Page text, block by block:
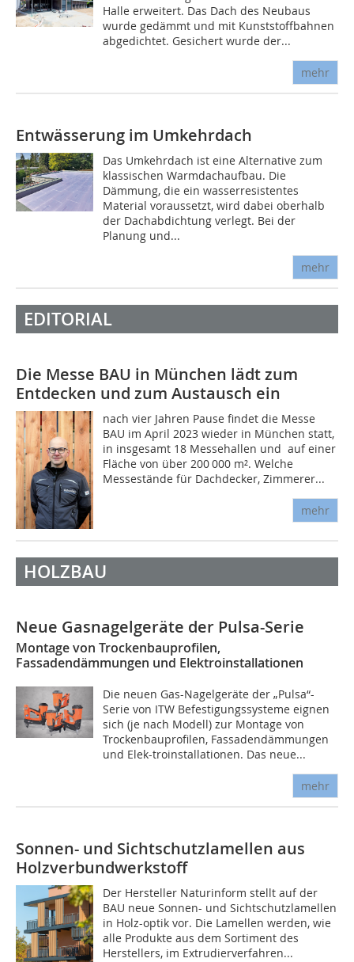
Halle erweitert. Das Dach des Neubaus
wurde gedämmt und mit Kunststoffbahnen
abgedichtet. Gesichert wurde der...
mehr
Entwässerung im Umkehrdach
Das Umkehrdach ist eine Alternative zum
klassischen Warmdachaufbau. Die
Dämmung, die ein wasserresistentes
Material voraussetzt, wird dabei oberhalb
der Dachabdichtung verlegt. Bei der
Planung und...
mehr
EDITORIAL
Die Messe BAU in München lädt zum
Entdecken und zum Austausch ein
nach vier Jahren Pause findet die Messe
BAU im April 2023 wieder in München statt,
in insgesamt 18 Messehallen und auf einer
Fläche von über 200 000 m². Welche
Messestände für Dachdecker, Zimmerer...
mehr
HOLZBAU
Neue Gasnagelgeräte der Pulsa-Serie
Montage von Trockenbauprofilen,
Fassadendämmungen und Elektroinstallationen
Die neuen Gas-Nagelgeräte der „Pulsa“-
Serie von ITW Befestigungssysteme eignen
sich (je nach Modell) zur Montage von
Trockenbauprofilen, Fassadendämmungen
und Elek-troinstallationen. Das neue...
mehr
Sonnen- und Sichtschutzlamellen aus
Holzverbundwerkstoff
Der Hersteller Naturinform stellt auf der
BAU neue Sonnen- und Sichtschutzlamellen
in Holz-optik vor. Die Lamellen werden, wie
alle Produkte aus dem Sortiment des
Herstellers, im Extrudierverfahren...